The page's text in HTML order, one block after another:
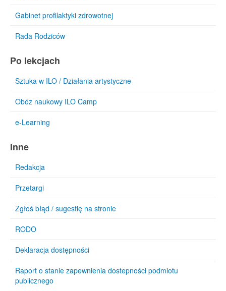
Gabinet profilaktyki zdrowotnej
Rada Rodziców
Po lekcjach
Sztuka w ILO / Działania artystyczne
Obóz naukowy ILO Camp
e-Learning
Inne
Redakcja
Przetargi
Zgłoś błąd / sugestię na stronie
RODO
Deklaracja dostępności
Raport o stanie zapewnienia dostepności podmiotu
publicznego